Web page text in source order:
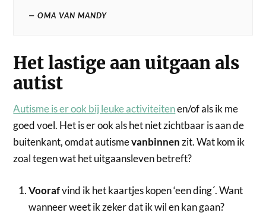
OMA VAN MANDY
Het lastige aan uitgaan als
autist
Autisme is er ook bij leuke activiteitenen/of als ik me
goed voel. Het is er ook als het niet zichtbaar is aan de
buitenkant, omdat autismevanbinnenzit. Wat kom ik
zoal tegen wat het uitgaansleven betreft?
Voorafvind ik het kaartjes kopen ‘een ding´. Want
wanneer weet ik zeker dat ik wil en kan gaan?